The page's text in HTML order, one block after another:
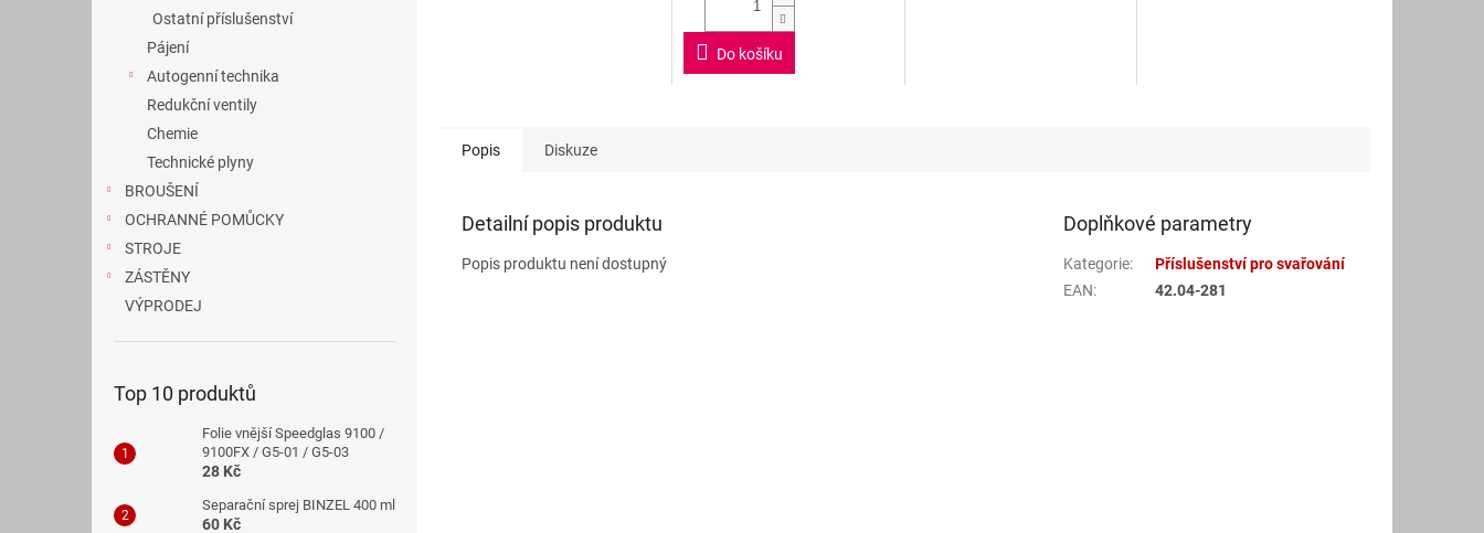
Ostatní příslušenství
Pájení
Autogenní technika
Redukční ventily
Chemie
Technické plyny
BROUŠENÍ
OCHRANNÉ POMŮCKY
STROJE
ZÁSTĚNY
VÝPRODEJ
Top 10 produktů
Folie vnější Speedglas 9100 /
9100FX / G5-01 / G5-03
28 Kč
Separační sprej BINZEL 400 ml
60 Kč
hvězdiček.
Do košíku
Popis Diskuze
Detailní popis produktu
Popis produktu není dostupný
Doplňkové parametry
Kategorie:
Příslušenství pro svařování
EAN: 42.04-281